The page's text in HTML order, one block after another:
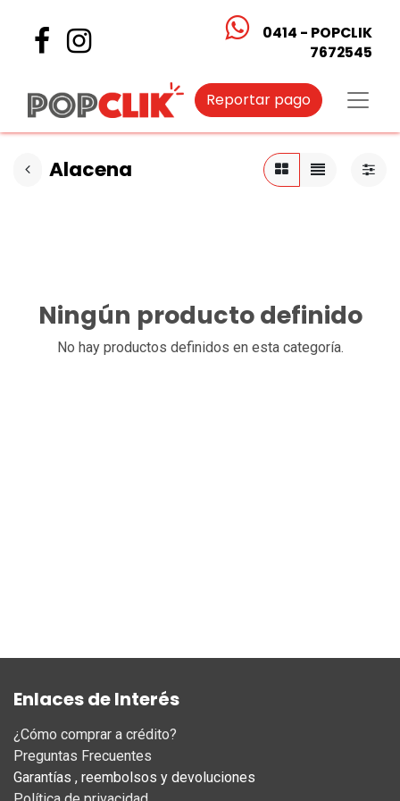
0414 - POPCLIK
7672545
Reportar pago
Alacena
Ningún producto definido
No hay productos definidos en esta categoría.
Enlaces de Interés
¿Cómo comprar a crédito?
Preguntas Frecuentes
Garantías , reembolsos y devoluciones